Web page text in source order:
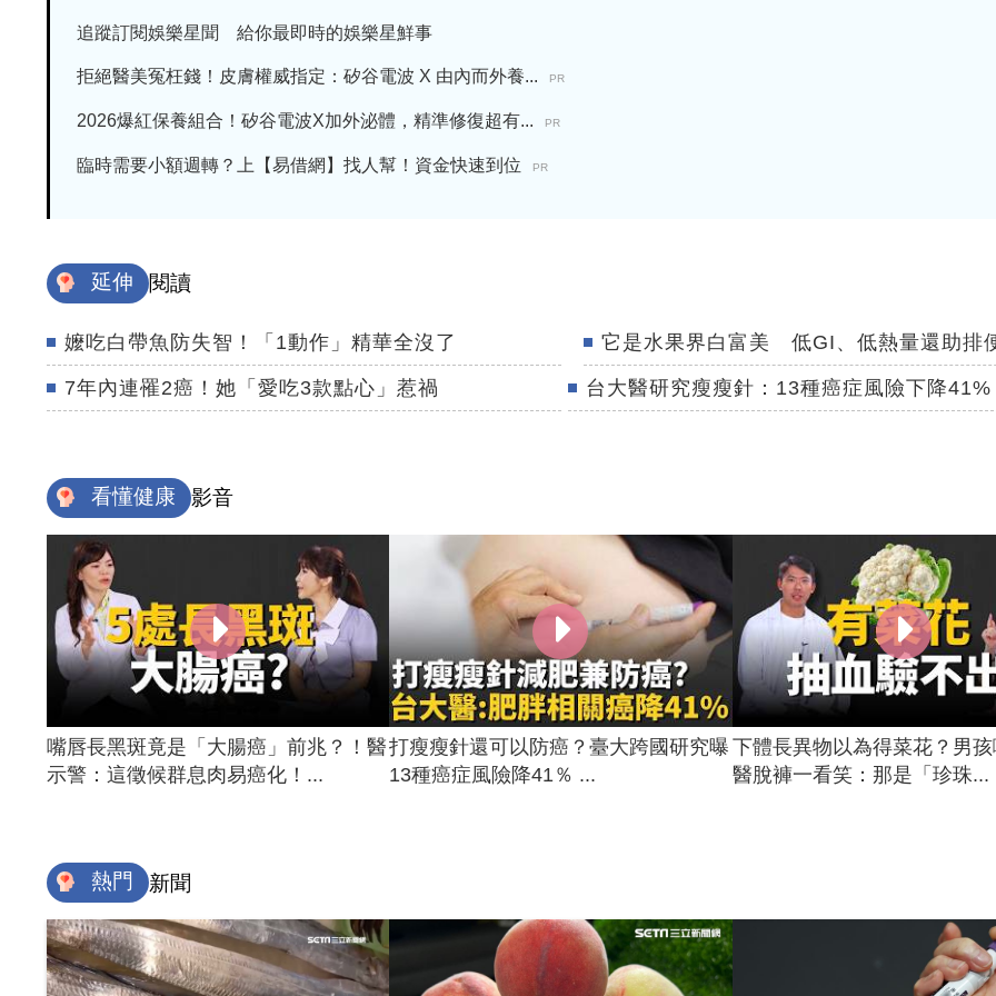
追蹤訂閱娛樂星聞 給你最即時的娛樂星鮮事
拒絕醫美冤枉錢！皮膚權威指定：矽谷電波 X 由內而外養... PR
2026爆紅保養組合！矽谷電波X加外泌體，精準修復超有... PR
臨時需要小額週轉？上【易借網】找人幫！資金快速到位 PR
延伸 閱讀
嬤吃白帶魚防失智！「1動作」精華全沒了 它是水果界白富美 低GI、低熱量還助排
7年內連罹2癌！她「愛吃3款點心」惹禍 台大醫研究瘦瘦針：13種癌症風險下降41%
看懂健康 影音
嘴唇長黑斑竟是「大腸癌」前兆？！醫
示警：這徵候群息肉易癌化！...
打瘦瘦針還可以防癌？臺大跨國研究曝
13種癌症風險降41％ ...
下體長異物以為得菜花？男
醫脫褲一看笑：那是「珍珠...
熱門 新聞